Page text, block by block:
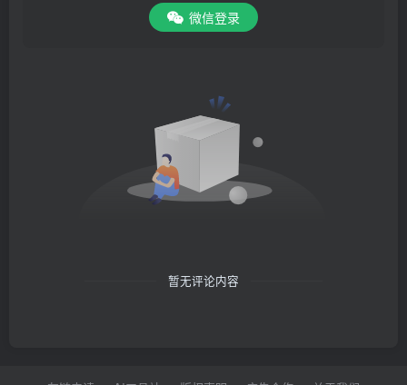
微信登录
暂无评论内容